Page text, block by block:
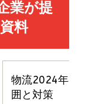
号 No.2500増刊
ンタメの矜持／
号 No.2502[2026
山田涼介]
――知的生産の「シンプ
で得た知見